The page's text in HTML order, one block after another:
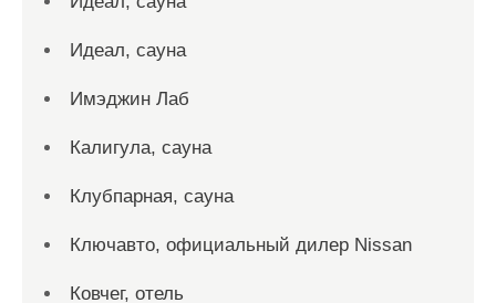
Идеал, сауна
Имэджин Лаб
Калигула, сауна
Клубпарная, сауна
Ключавто, официальный дилер Nissan
Ковчег, отель